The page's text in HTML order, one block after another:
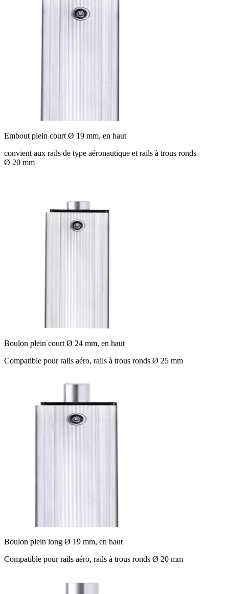
Embout plein court Ø 19 mm, en haut
convient aux rails de type aéronautique et rails à trous ronds
Ø 20 mm
Boulon plein court Ø 24 mm, en haut
Compatible pour rails aéro, rails à trous ronds Ø 25 mm
Boulon plein long Ø 19 mm, en haut
Compatible pour rails aéro, rails à trous ronds Ø 20 mm